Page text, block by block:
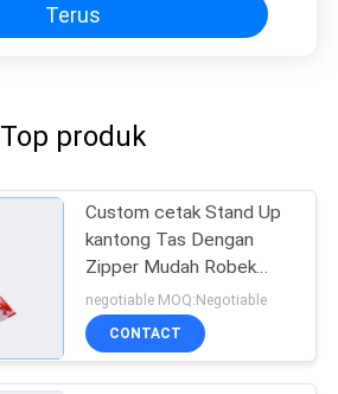
Terus
Top produk
Custom cetak Stand Up
kantong Tas Dengan
Zipper Mudah Robek
Multi Structure
negotiable MOQ:Negotiable
CONTACT